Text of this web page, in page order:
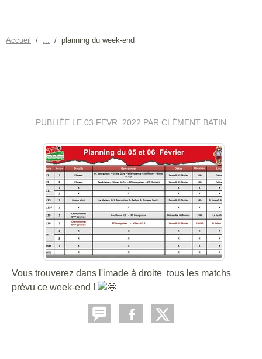
Accueil planning du week-end
PUBLIÉE LE 03 FÉVR. 2022 PAR CLÉMENT BATIN
Vous trouverez dans l'imade à droite tous les matchs
prévu ce week-end !